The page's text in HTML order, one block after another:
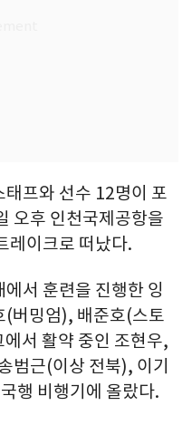
프와 선수 12명이 포
오후 인천국제공항을
레이크로 떠났다.
서 훈련을 진행한 잉
(버밍엄), 배준호(스토
서 활약 중인 조현우,
범근(이상 전북), 이기
행 비행기에 올랐다.